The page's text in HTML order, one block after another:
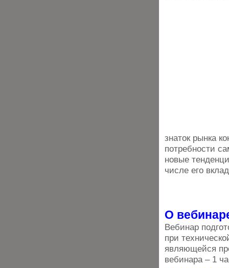
знаток рынка
потребности
новые
числе его
О
Вебинар
при
являющейся
вебинара – 1